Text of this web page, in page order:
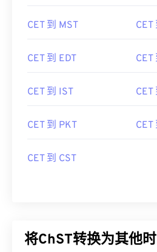
CET 到 MST CET
CET 到 EDT CET
CET 到 IST CET
CET 到 PKT CET
CET 到 CST
将ChST转换为其他